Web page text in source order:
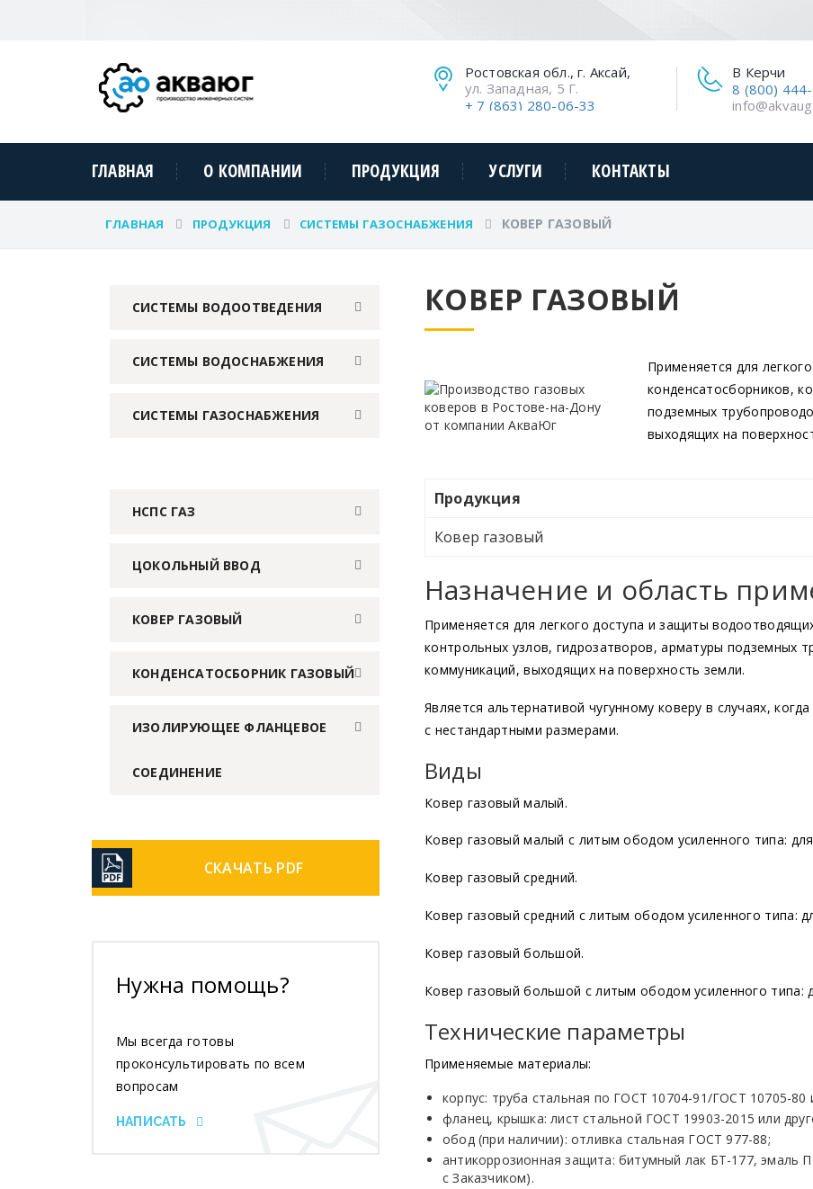
В Керчи
8 (800)
Ростовская обл., г. Аксай,
ул. Западная, 5 Г.
+ 7 (863) 280-06-33
ГЛАВНАЯ О КОМПАНИИ ПРОДУКЦИЯ УСЛУГИ КОНТАКТЫ
ГЛАВНАЯ ПРОДУКЦИЯ СИСТЕМЫ ГАЗОСНАБЖЕНИЯ КОВЕР ГАЗОВЫЙ
СИСТЕМЫ ВОДООТВЕДЕНИЯ
СИСТЕМЫ ВОДОСНАБЖЕНИЯ
СИСТЕМЫ ГАЗОСНАБЖЕНИЯ
НСПС ГАЗ
ЦОКОЛЬНЫЙ ВВОД
КОВЕР ГАЗОВЫЙ
КОНДЕНСАТОСБОРНИК ГАЗОВЫЙ
ИЗОЛИРУЮЩЕЕ ФЛАНЦЕВОЕ
СОЕДИНЕНИЕ
СКАЧАТЬ PDF
Нужна помощь?
Мы всегда готовы
проконсультировать по всем
вопросам
НАПИСАТЬ
КОВЕР ГАЗОВЫЙ
Применяется для
конденсатосборников,
подземных
выходящих на
Продукция
Ковер газовый
Назначение и область
Применяется для легкого доступа и защиты
контрольных узлов, гидрозатворов, арматуры подземных
коммуникаций, выходящих на поверхность земли.
Является альтернативой чугунному коверу в случаях,
с нестандартными размерами.
Виды
Ковер газовый малый.
Ковер газовый малый с литым ободом усиленного типа:
Ковер газовый средний.
Ковер газовый средний с литым ободом усиленного типа:
Ковер газовый большой.
Ковер газовый большой с литым ободом усиленного типа:
Технические параметры
Применяемые материалы:
корпус: труба стальная по ГОСТ 10704-91/ГОСТ 10705-80
фланец, крышка: лист стальной ГОСТ 19903-2015 или
обод (при наличии): отливка стальная ГОСТ 977-88;
антикоррозионная защита: битумный лак БТ-177, эмаль
с Заказчиком).